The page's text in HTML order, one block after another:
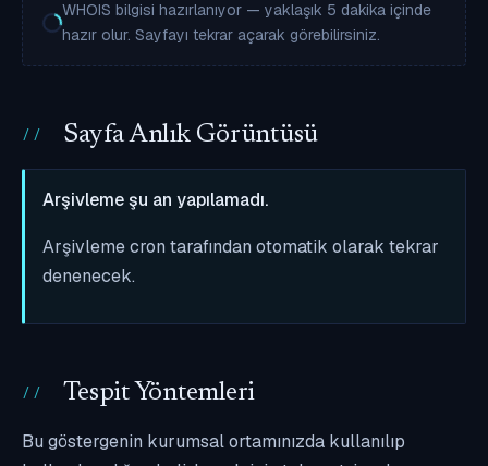
WHOIS bilgisi hazırlanıyor — yaklaşık 5 dakika içinde
hazır olur. Sayfayı tekrar açarak görebilirsiniz.
Sayfa Anlık Görüntüsü
Arşivleme şu an yapılamadı.
Arşivleme cron tarafından otomatik olarak tekrar
denenecek.
Tespit Yöntemleri
Bu göstergenin kurumsal ortamınızda kullanılıp